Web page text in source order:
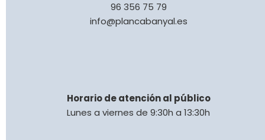
96 356 75 79
info@plancabanyal.es
Horario de atención al público
Lunes a viernes de 9:30h a 13:30h